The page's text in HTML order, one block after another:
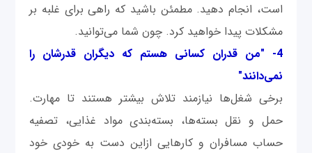
است، انجام دهید. مطمئن باشید که راهی برای غلبه بر
مشکلات پیدا خواهید کرد. چون شما می‌توانید.
4- "من قدران کسانی هستم که دیگران قدرشان را
نمی‌دانند"
برخی شغل‌ها نیازمند تلاش بیشتر هستند تا مهارت.
حمل و نقل بسته‌ها، بسته‌بندی مواد غذایی، تصفیه
حساب مسافران و کارهایی ازاین دست به خودی خود